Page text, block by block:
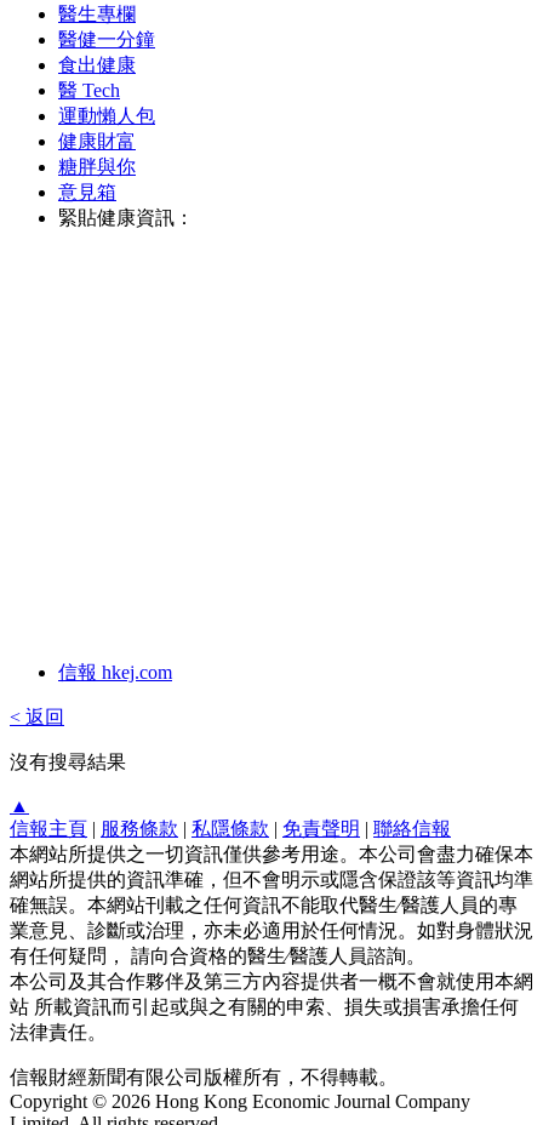
醫生專欄
醫健一分鐘
食出健康
醫 Tech
運動懶人包
健康財富
糖胖與你
意見箱
緊貼健康資訊：
信報 hkej.com
< 返回
沒有搜尋結果
▲
信報主頁 | 服務條款 | 私隱條款 | 免責聲明 | 聯絡信報
本網站所提供之一切資訊僅供參考用途。本公司會盡力確保本
網站所提供的資訊準確，但不會明示或隱含保證該等資訊均準
確無誤。本網站刊載之任何資訊不能取代醫生∕醫護人員的專
業意見、診斷或治理，亦未必適用於任何情況。如對身體狀況
有任何疑問， 請向合資格的醫生∕醫護人員諮詢。
本公司及其合作夥伴及第三方內容提供者一概不會就使用本網
站 所載資訊而引起或與之有關的申索、損失或損害承擔任何
法律責任。
信報財經新聞有限公司版權所有，不得轉載。
Copyright © 2026 Hong Kong Economic Journal Company